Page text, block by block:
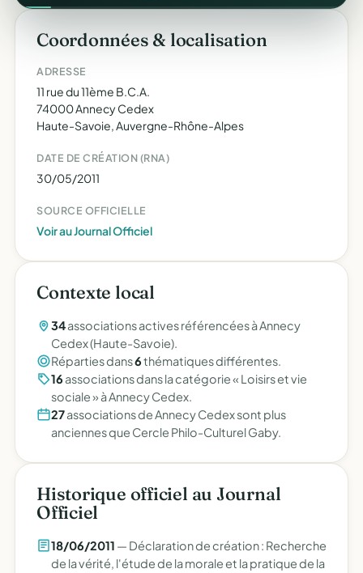
Coordonnées & localisation
ADRESSE
11 rue du 11ème B.C.A.
74000 Annecy Cedex
Haute-Savoie, Auvergne-Rhône-Alpes
DATE DE CRÉATION (RNA)
30/05/2011
SOURCE OFFICIELLE
Voir au Journal Officiel
Contexte local
34associations actives référencées à Annecy
Cedex (Haute-Savoie).
Réparties dans6thématiques différentes.
16 associations dans la catégorie « Loisirs et vie
sociale » à Annecy Cedex.
27associations de Annecy Cedex sont plus
anciennes que Cercle Philo-Culturel Gaby.
Historique officiel au Journal
Officiel
18/06/2011 — Déclaration de création : Recherche
de la vérité, l'étude de la morale et la pratique de la